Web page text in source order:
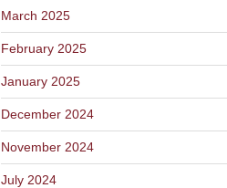
March 2025
February 2025
January 2025
December 2024
November 2024
July 2024